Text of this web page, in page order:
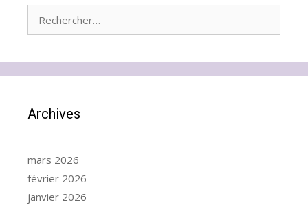
Archives
mars 2026
février 2026
janvier 2026